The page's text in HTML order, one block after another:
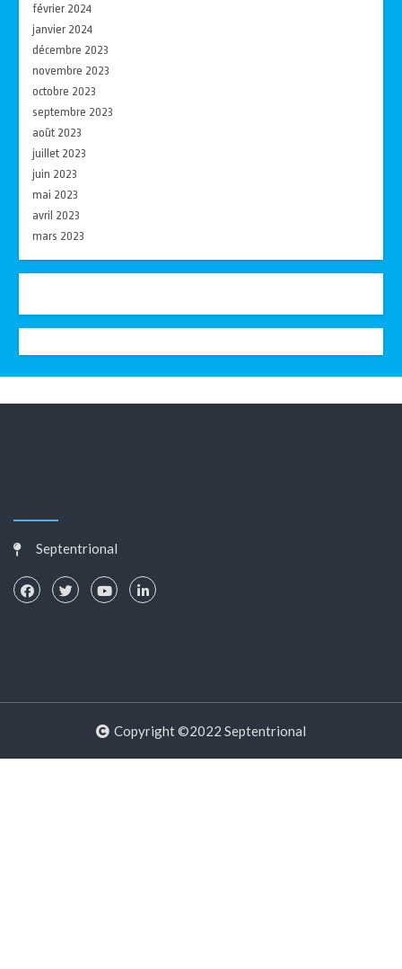
février 2024
janvier 2024
décembre 2023
novembre 2023
octobre 2023
septembre 2023
août 2023
juillet 2023
juin 2023
mai 2023
avril 2023
mars 2023
Septentrional
Copyright ©2022 Septentrional